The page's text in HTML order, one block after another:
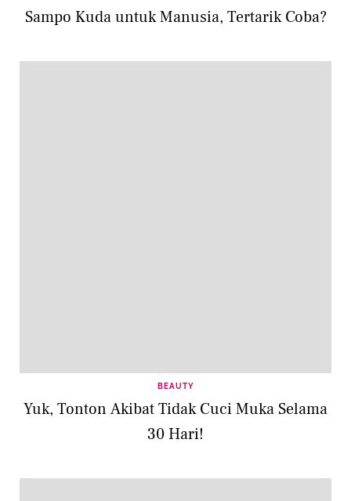
Sampo Kuda untuk Manusia, Tertarik Coba?
BEAUTY
Yuk, Tonton Akibat Tidak Cuci Muka Selama
30 Hari!